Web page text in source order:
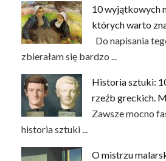
10 wyjątkowych
których warto
Do napisania
zbierałam się bardzo ...
Historia sztuki:
rzeźb greckich.
Zawsze mocno
historia sztuki ...
O mistrzu